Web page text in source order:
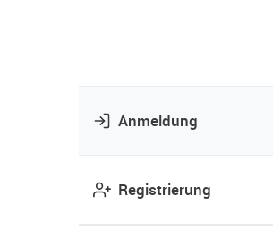
Anmeldung
Registrierung